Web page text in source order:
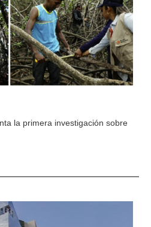
la primera investigación sobre